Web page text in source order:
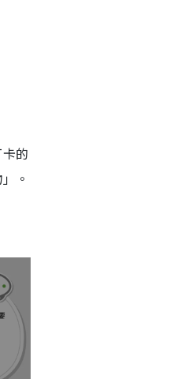
的
。